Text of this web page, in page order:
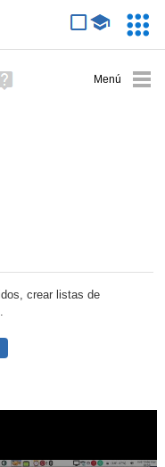
avanzada
Ayuda
(en
crear listas de